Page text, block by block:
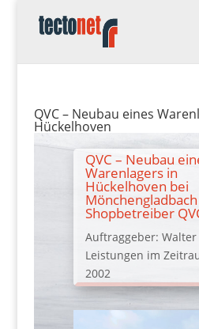
QVC – Neubau eines
Hückelhoven
QVC – Neubau
Warenlagers in
Hückelhoven bei
Shopbetreiber
Auftraggeber: Walter
Leistungen im
2002